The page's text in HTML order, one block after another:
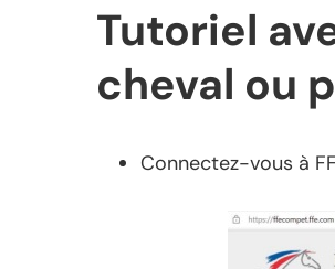
Tutoriel
cheval ou
Connectez-vous à